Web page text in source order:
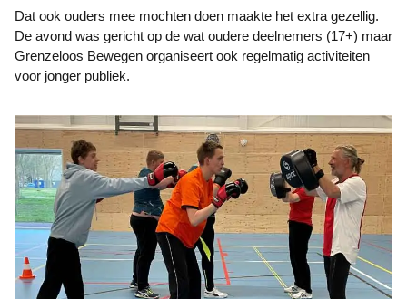
Dat ook ouders mee mochten doen maakte het extra gezellig.
De avond was gericht op de wat oudere deelnemers (17+) maar
Grenzeloos Bewegen organiseert ook regelmatig activiteiten
voor jonger publiek.